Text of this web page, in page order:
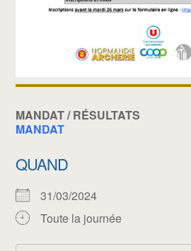
MANDAT / RÉSULTATS
MANDAT
QUAND
31/03/2024
Toute la journée